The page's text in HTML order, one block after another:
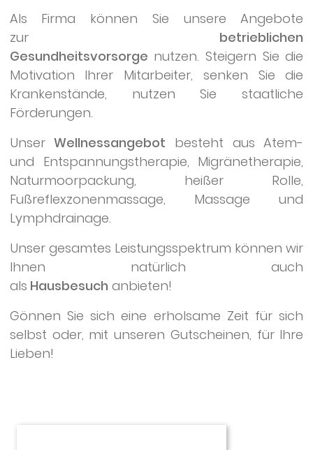
Als Firma können Sie unsere Angebote
zur betrieblichen
Gesundheitsvorsorge nutzen. Steigern Sie die
Motivation Ihrer Mitarbeiter, senken Sie die
Krankenstände, nutzen Sie staatliche
Förderungen.
UnserWellnessangebot besteht aus Atem-
und Entspannungstherapie, Migränetherapie,
Naturmoorpackung, heißer Rolle,
Fußreflexzonenmassage, Massage und
Lymphdrainage.
Unser gesamtes Leistungsspektrum können wir
Ihnen natürlich auch
als Hausbesuch anbieten!
Gönnen Sie sich eine erholsame Zeit für sich
selbst oder, mit unseren Gutscheinen, für Ihre
Lieben!